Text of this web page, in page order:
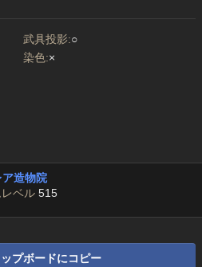
武具投影:○
染色:×
造物院
ベル 515
プボードにコピー